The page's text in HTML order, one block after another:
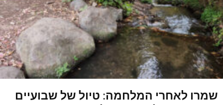
שמרו לאחרי המלחמה: טיול של שבועיים